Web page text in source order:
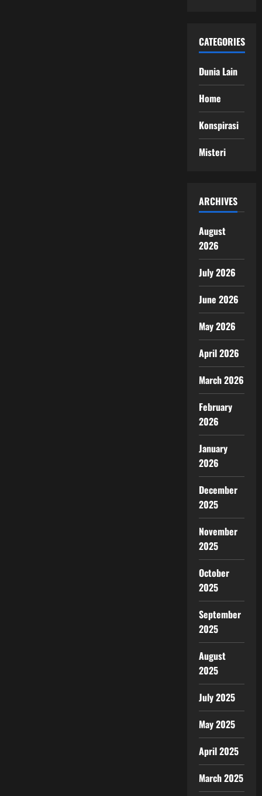
CATEGORIES
Dunia Lain
Home
Konspirasi
Misteri
ARCHIVES
August
2026
July 2026
June 2026
May 2026
April 2026
March 2026
February
2026
January
2026
December
2025
November
2025
October
2025
September
2025
August
2025
July 2025
May 2025
April 2025
March 2025